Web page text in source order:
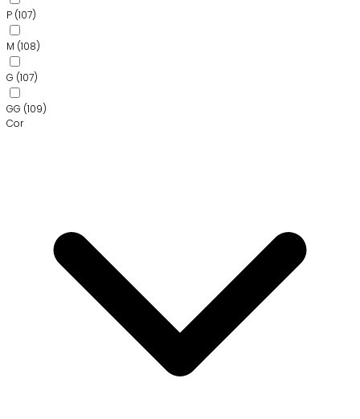
P (107)
M (108)
G (107)
GG (109)
Cor